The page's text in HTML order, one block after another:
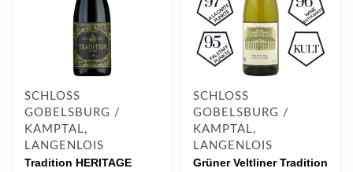
SCHLOSS
GOBELSBURG /
KAMPTAL,
LANGENLOIS
Tradition HERITAGE
SCHLOSS
GOBELSBURG /
KAMPTAL,
LANGENLOIS
Grüner Veltliner Tradition